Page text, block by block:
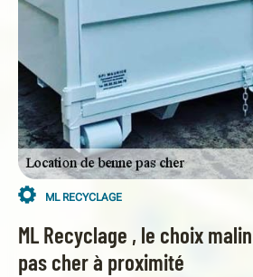
ML RECYCLAGE
ML Recyclage , le choix
pas cher à proximité